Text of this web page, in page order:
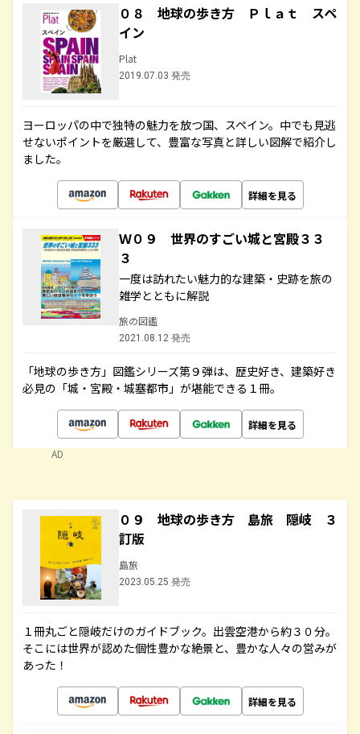
０８ 地球の歩き方 Ｐｌａｔ スペ
イン
Plat
2019.07.03 発売
ヨーロッパの中で独特の魅力を放つ国、スペイン。中でも見逃
せないポイントを厳選して、豊富な写真と詳しい図解で紹介し
ました。
詳細を見る
Ｗ０９ 世界のすごい城と宮殿３３
３
一度は訪れたい魅力的な建築・史跡を旅の
雑学とともに解説
旅の図鑑
2021.08.12 発売
「地球の歩き方」図鑑シリーズ第９弾は、歴史好き、建築好き
必見の「城・宮殿・城塞都市」が堪能できる１冊。
詳細を見る
AD
０９ 地球の歩き方 島旅 隠岐 ３
訂版
島旅
2023.05.25 発売
１冊丸ごと隠岐だけのガイドブック。出雲空港から約３０分。
そこには世界が認めた個性豊かな絶景と、豊かな人々の営みが
あった！
詳細を見る